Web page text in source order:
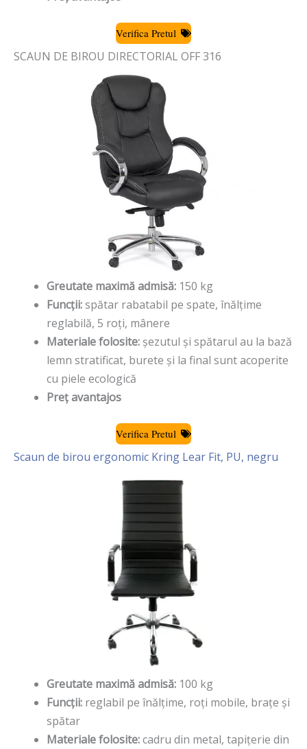
Verifica Pretul
SCAUN DE BIROU DIRECTORIAL OFF 316
Greutate maximă admisă: 150 kg
Funcții:spătar rabatabil pe spate, înălțime
reglabilă, 5 roți, mânere
Materiale folosite: șezutul și spătarul au la bază
lemn stratificat, burete și la final sunt acoperite
cu piele ecologică
Preț avantajos
Verifica Pretul
Scaun de birou ergonomic Kring Lear Fit, PU, negru
Greutate maximă admisă: 100 kg
Funcții: reglabil pe înălțime, roți mobile, brațe și
spătar
Materiale folosite:cadru din metal, tapițerie din